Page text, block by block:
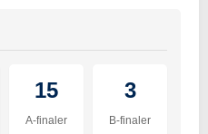
15
A-finaler
3
B-finaler